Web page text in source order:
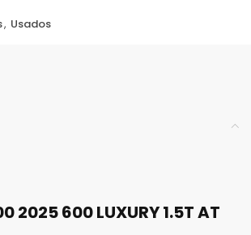
, Usados
2025 600 LUXURY 1.5T AT